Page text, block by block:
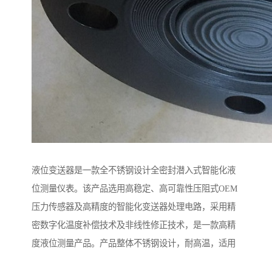
液位变送器是一款全不锈钢设计全密封潜入式智能化液
位测量仪表。该产品选用高稳定、高可靠性压阻式OEM
压力传感器及高精度的智能化变送器处理电路，采用精
密数字化温度补偿技术及非线性修正技术，是一款高精
度液位测量产品。产品整体不锈钢设计，耐高温，适用